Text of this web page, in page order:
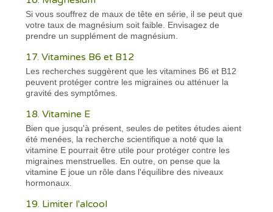
Si vous souffrez de maux de tête en série, il se peut que
votre taux de magnésium soit faible. Envisagez de
prendre un supplément de magnésium.
17. Vitamines B6 et B12
Les recherches suggèrent que les vitamines B6 et B12
peuvent protéger contre les migraines ou atténuer la
gravité des symptômes.
18. Vitamine E
Bien que jusqu'à présent, seules de petites études aient
été menées, la recherche scientifique a noté que la
vitamine E pourrait être utile pour protéger contre les
migraines menstruelles. En outre, on pense que la
vitamine E joue un rôle dans l'équilibre des niveaux
hormonaux.
19. Limiter l'alcool